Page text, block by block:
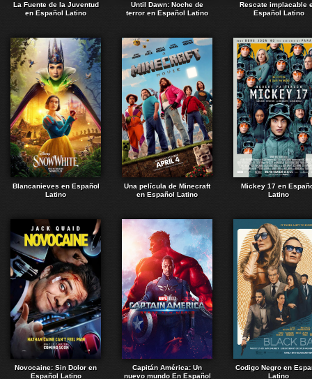
La Fuente de la Juventud
en Español Latino
Until Dawn: Noche de
terror en Español Latino
Rescate implacable
Español Latino
Blancanieves en Español
Latino
Una película de Minecraft
en Español Latino
Mickey 17 en
Latino
Novocaine: Sin Dolor en
Español Latino
Capitán América: Un
nuevo mundo En Español
Codigo Negro en
Latino